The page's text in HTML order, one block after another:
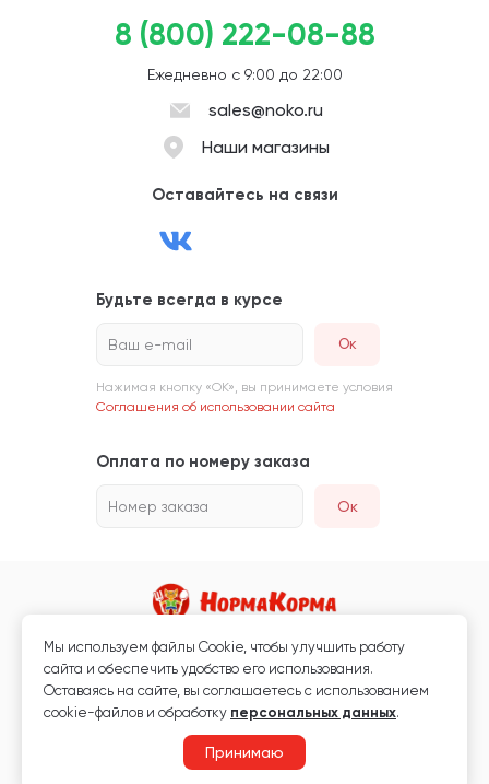
8 (800) 222-08-88
Ежедневно с 9:00 до 22:00
sales@noko.ru
Наши магазины
Оставайтесь на связи
Будьте всегда в курсе
Ваш e-mail
Нажимая кнопку «ОК», вы принимаете условия
Соглашения об использовании сайта
Оплата по номеру заказа
Номер заказа Ок
Магазин кормов для животных и ветаптека
Любая информация, размещённая на сайте, не является публичной
офертой.
Мы используем файлы Сookie, чтобы улучшить работу
сайта и обеспечить удобство его использования.
Оставаясь на сайте, вы соглашаетесь с использованием
cookie-файлов и обработку персональных данных.
Принимаю